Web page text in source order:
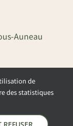
Auneau
AUNEAU –
de
des statistiques